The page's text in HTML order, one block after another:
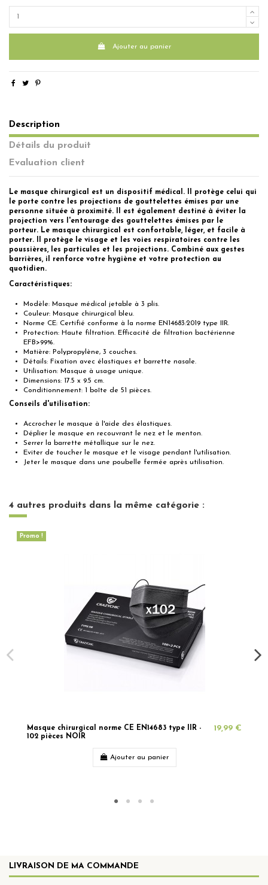
Ajouter au panier
Description
Détails du produit
Evaluation client
Le masque chirurgical est un dispositif médical. Il protège celui qui
le porte contre les projections de gouttelettes émises par une
personne située à proximité. Il est également destiné à éviter la
projection vers l'entourage des gouttelettes émises par le
porteur. Le masque chirurgical est confortable, léger, et facile à
porter. Il protège le visage et les voies respiratoires contre les
poussières, les particules et les projections. Combiné aux gestes
barrières, il renforce votre hygiène et votre protection au
quotidien.
Caractéristiques:
Modèle: Masque médical jetable à 3 plis.
Couleur: Masque chirurgical bleu.
Norme CE: Certifié conforme à la norme EN14683:2019 type IIR.
Protection: Haute filtration. Efficacité de filtration bactérienne
EFB>99%.
Matière: Polypropylène, 3 couches.
Détails: Fixation avec élastiques et barrette nasale.
Utilisation: Masque à usage unique.
Dimensions: 17.5 x 9.5 cm.
Conditionnement: 1 boîte de 51 pièces.
Conseils d'utilisation:
Accrocher le masque à l'aide des élastiques.
Déplier le masque en recouvrant le nez et le menton.
Serrer la barrette métallique sur le nez.
Eviter de toucher le masque et le visage pendant l'utilisation.
Jeter le masque dans une poubelle fermée après utilisation.
Fixation Elastique
Couleur
Dimensions
4 autres produits dans la même catégorie :
Promo !
Masque chirurgical norme CE EN14683 type IIR -
102 pièces NOIR
19,99 €
Ajouter au panier
LIVRAISON DE MA COMMANDE